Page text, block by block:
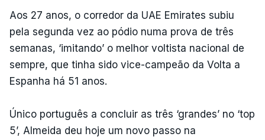
Aos 27 anos, o corredor da UAE Emirates subiu
pela segunda vez ao pódio numa prova de três
semanas, ‘imitando’ o melhor voltista nacional de
sempre, que tinha sido vice-campeão da Volta a
Espanha há 51 anos.
Único português a concluir as três ‘grandes’ no ‘top
5’, Almeida deu hoje um novo passo na